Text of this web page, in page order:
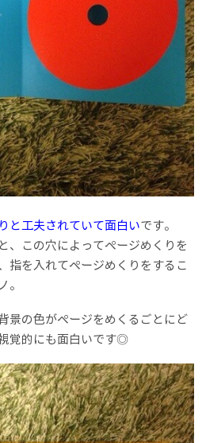
と工夫されていて面白いです。
、この穴によってページめくりを
指を入れてページめくりをするこ
。
景の色がページをめくるごとにど
覚的にも面白いです◎